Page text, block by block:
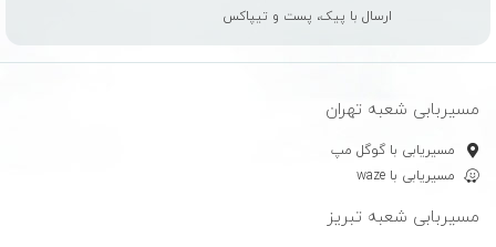
ارسال با پیک، پست و تیپاکس
مسیربابی شعبه تهران
مسیریابی با گوگل مپ
مسیریابی با waze
مسیربابی شعبه تبریز